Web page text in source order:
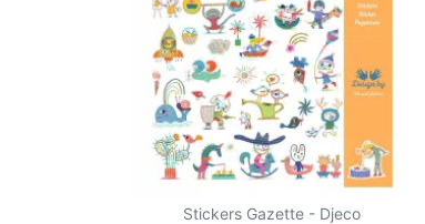
Stickers Gazette - Djeco